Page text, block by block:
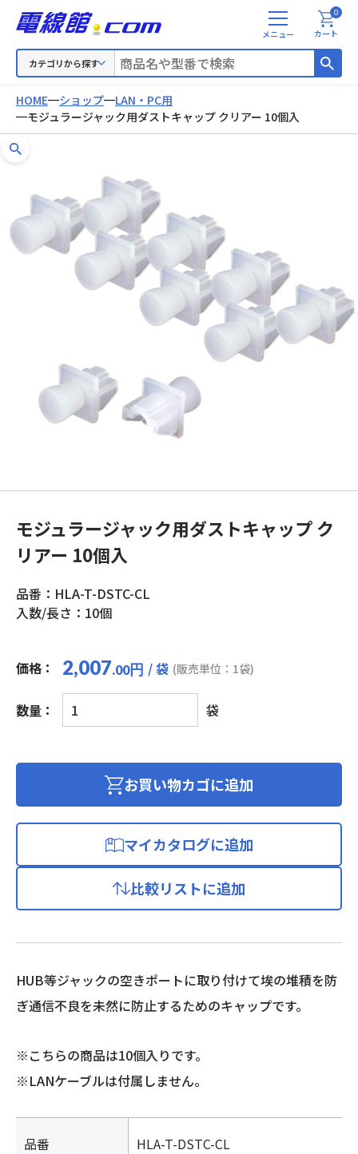
カテゴリから探す
メ
ニ
カート
0
HOME ショップ
LAN・PC用
モジュラージャック用ダストキャップ クリアー 10個入
モジュラージャック用ダストキャップ ク
リアー 10個入
品番：HLA-T-DSTC-CL
入数/長さ：10個
価格： 2,007.00円 / 袋 (販売単位：1袋)
数量：
モ
ジ
ラ
用
ス
ッ
プ
リ
ア
ー
個
入
袋
お買い物カゴに追加
マイカタログに追加
比較リストに追加
HUB等ジャックの空きポートに取り付けて埃の堆積を防
ぎ通信不良を未然に防止するためのキャップです。
※こちらの商品は10個入りです。
※LANケーブルは付属しません。
品番 HLA-T-DSTC-CL